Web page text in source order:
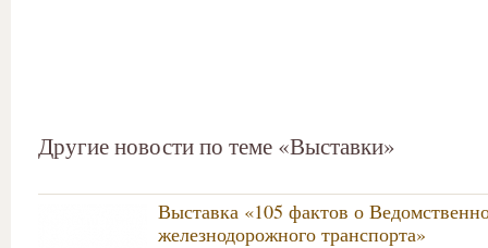
Другие новости по теме «Выставки»
Выставка «105 фактов о
железнодорожного транспорта»